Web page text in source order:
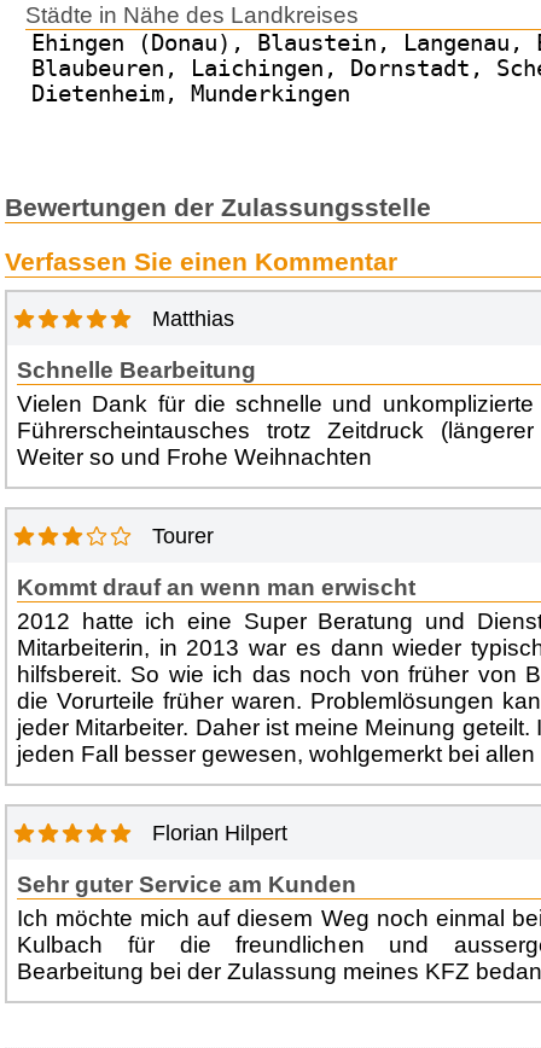
Städte in Nähe des Landkreises
Ehingen (Donau), Blaustein, Langenau,
Blaubeuren, Laichingen, Dornstadt,
Dietenheim, Munderkingen
Bewertungen der Zulassungsstelle
Verfassen Sie einen Kommentar
Matthias
Schnelle Bearbeitung
Vielen Dank für die schnelle und
Führerscheintausches trotz Zeitdruck (längerer
Weiter so und Frohe Weihnachten
Tourer
Kommt drauf an wenn man erwischt
2012 hatte ich eine Super Beratung und
Mitarbeiterin, in 2013 war es dann wieder
hilfsbereit. So wie ich das noch von früher von
die Vorurteile früher waren. Problemlösungen
jeder Mitarbeiter. Daher ist meine Meinung geteilt.
jeden Fall besser gewesen, wohlgemerkt bei allen
Florian Hilpert
Sehr guter Service am Kunden
Ich möchte mich auf diesem Weg noch einmal
Kulbach für die freundlichen und
Bearbeitung bei der Zulassung meines KFZ